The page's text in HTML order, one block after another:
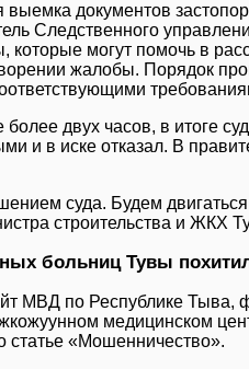
документов
Следственного
могут помочь в
жалобы. Порядок
более двух часов, в итоге
и в иске отказал. В
суда. Будем
строительства и ЖКХ
больниц Тувы
МВД по Республике Тыва,
медицинском
статье «Мошенничество».